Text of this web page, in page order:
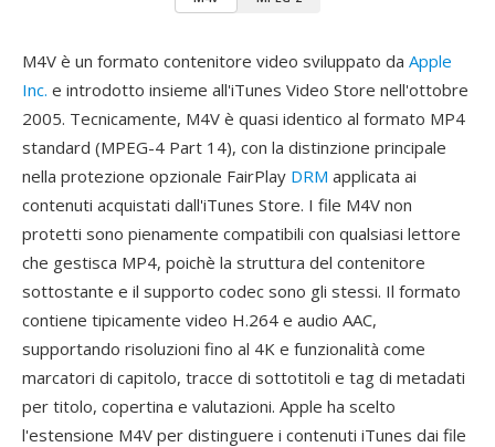
M4V è un formato contenitore video sviluppato da Apple
Inc. e introdotto insieme all'iTunes Video Store nell'ottobre
2005. Tecnicamente, M4V è quasi identico al formato MP4
standard (MPEG-4 Part 14), con la distinzione principale
nella protezione opzionale FairPlay DRM applicata ai
contenuti acquistati dall'iTunes Store. I file M4V non
protetti sono pienamente compatibili con qualsiasi lettore
che gestisca MP4, poichè la struttura del contenitore
sottostante e il supporto codec sono gli stessi. Il formato
contiene tipicamente video H.264 e audio AAC,
supportando risoluzioni fino al 4K e funzionalità come
marcatori di capitolo, tracce di sottotitoli e tag di metadati
per titolo, copertina e valutazioni. Apple ha scelto
l'estensione M4V per distinguere i contenuti iTunes dai file